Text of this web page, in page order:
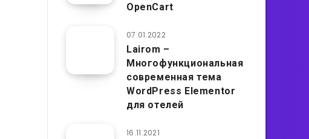
OpenCart
07.01.2022
Lairom –
Многофункциональная
современная тема
WordPress Elementor
для отелей
16.11.2021